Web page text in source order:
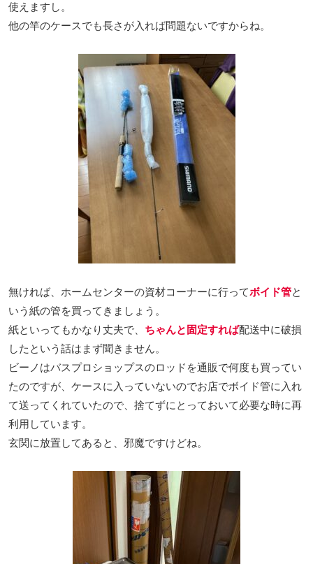
使えますし。
他の竿のケースでも長さが入れば問題ないですからね。
無ければ、ホームセンターの資材コーナーに行ってボイド管と
いう紙の管を買ってきましょう。
紙といってもかなり丈夫で、 ちゃんと固定すれば配送中に破損
したという話はまず聞きません。
ビーノはバスプロショップスのロッドを通販で何度も買ってい
たのですが、ケースに入っていないのでお店でボイド管に入れ
て送ってくれていたので、捨てずにとっておいて必要な時に再
利用しています。
玄関に放置してあると、邪魔ですけどね。